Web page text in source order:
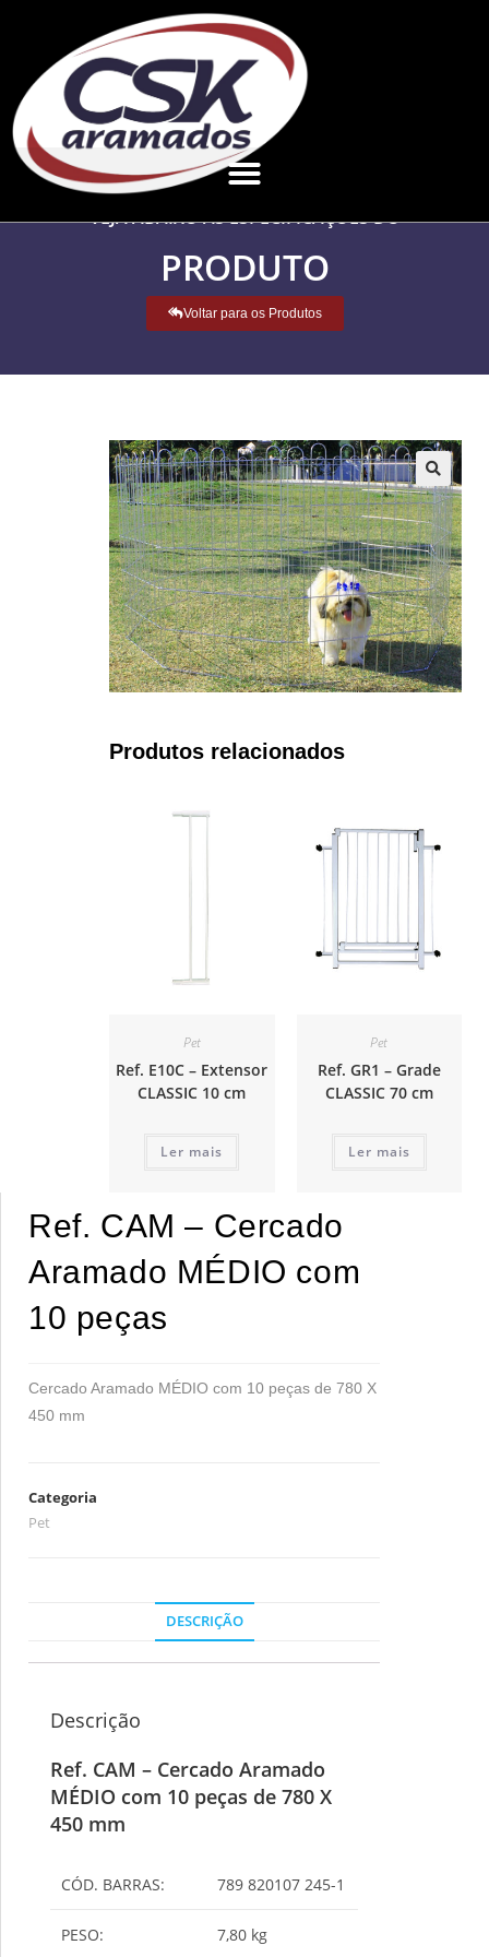
VEJA ABAIXO AS ESPECIFICAÇÕES DO
PRODUTO
Voltar para os Produtos
Produtos relacionados
Pet
Ref. E10C – Extensor
CLASSIC 10 cm
Ler mais
Pet
Ref. GR1 – Grade
CLASSIC 70 cm
Ler mais
Ref. CAM – Cercado
Aramado MÉDIO com
10 peças
Cercado Aramado MÉDIO com 10 peças de 780 X
450 mm
Categoria
Pet
DESCRIÇÃO
Descrição
Ref. CAM – Cercado Aramado
MÉDIO com 10 peças de 780 X
450 mm
CÓD. BARRAS: 789 820107 245-1
PESO: 7,80 kg